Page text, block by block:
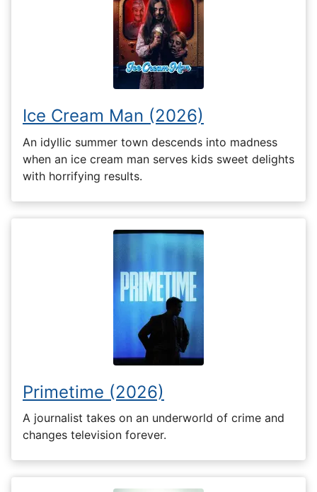
Ice Cream Man (2026)
An idyllic summer town descends into madness
when an ice cream man serves kids sweet delights
with horrifying results.
Primetime (2026)
A journalist takes on an underworld of crime and
changes television forever.